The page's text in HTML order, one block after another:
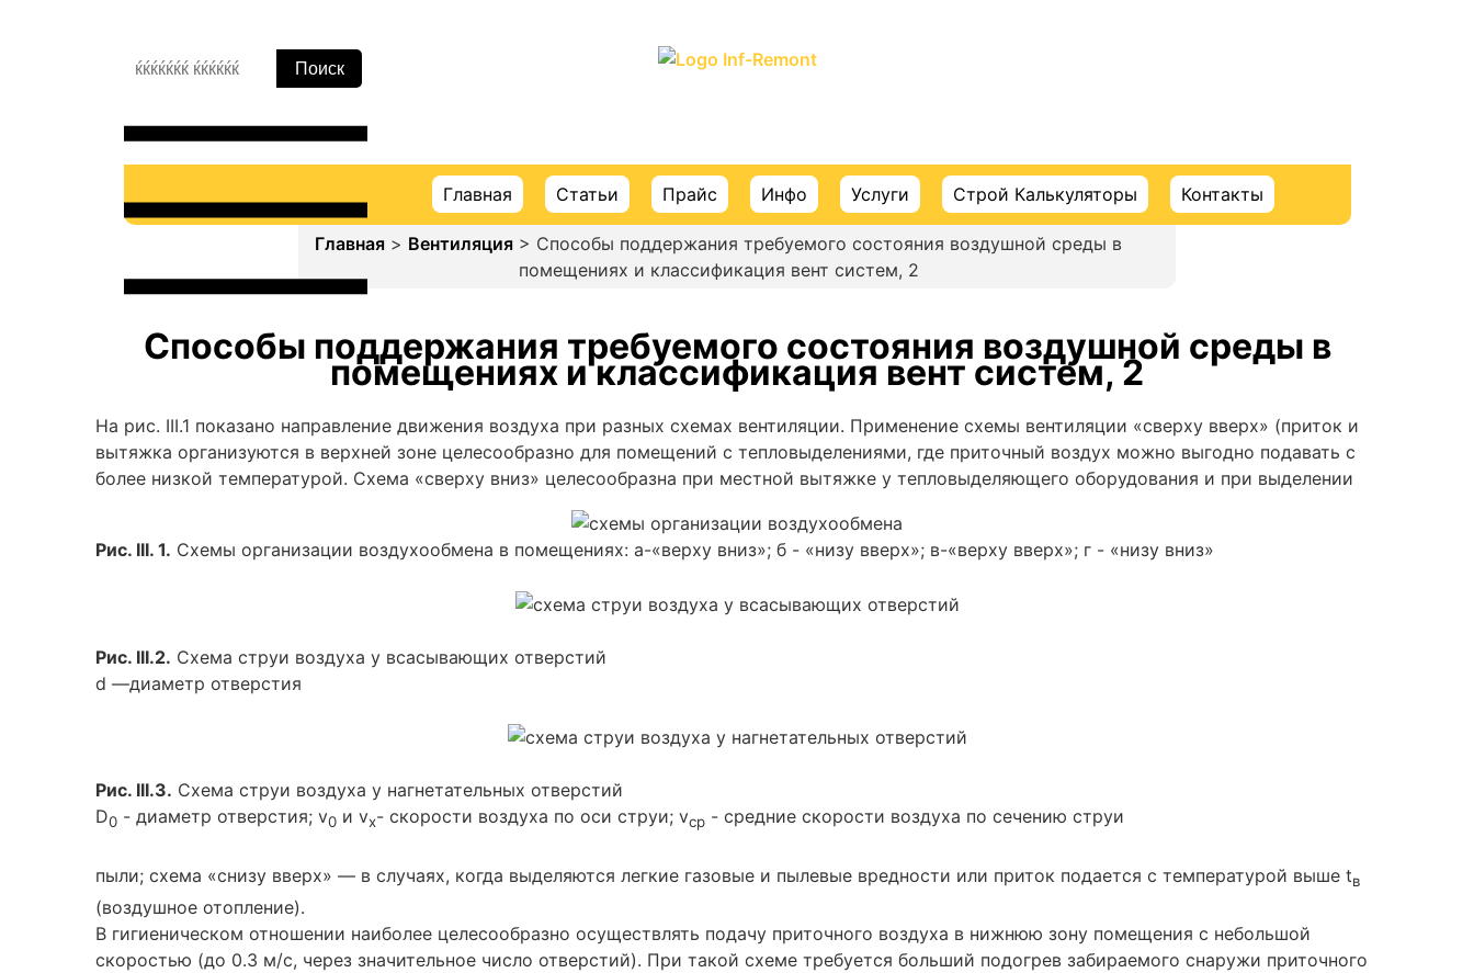
Главная Статьи Прайс Инфо Услуги Строй Калькуляторы Контакты
Главная > Вентиляция > Способы поддержания требуемого состояния воздушной среды в
помещениях и классификация вент систем, 2
Способы поддержания требуемого состояния воздушной среды в
помещениях и классификация вент систем, 2
На рис. III.1 показано направление движения воздуха при разных схемах вентиляции. Применение схемы вентиляции «сверху вверх» (приток и
вытяжка организуются в верхней зоне целесообразно для помещений с тепловыделениями, где приточный воздух можно выгодно подавать с
более низкой температурой. Схема «сверху вниз» целесообразна при местной вытяжке у тепловыделяющего оборудования и при выделении
Рис. III. 1. Схемы организации воздухообмена в помещениях: а-«верху вниз»; б - «низу вверх»; в-«верху вверх»; г - «низу вниз»
Рис. III.2. Схема струи воздуха у всасывающих отверстий
d —диаметр отверстия
Рис. III.З. Схема струи воздуха у нагнетательных отверстий
D0 - диаметр отверстия; v0 и vx- скорости воздуха по оси струи; vср - средние скорости воздуха по сечению струи
пыли; схема «снизу вверх» — в случаях, когда выделяются легкие газовые и пылевые вредности или приток подается с температурой выше tв
(воздушное отопление).
В гигиеническом отношении наиболее целесообразно осуществлять подачу приточного воздуха в нижнюю зону помещения с небольшой
скоростью (до 0.3 м/с, через значительное число отверстий). При такой схеме требуется больший подогрев забираемого снаружи приточного